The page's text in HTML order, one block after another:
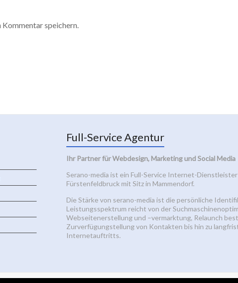
speichern.
Full-Service Agentur
Ihr Partner für Webdesign, Marketing und Social Media
Serano-media ist ein Full-Service Internet-Dienstleister
Fürstenfeldbruck mit Sitz in Mammendorf.
Die Stärke von serano-media ist die persönliche
Leistungsspektrum reicht von der
Webseitenerstellung und –vermarktung, Relaunch
Zurverfügungstellung von Kontakten bis hin zu
Internetauftritts.